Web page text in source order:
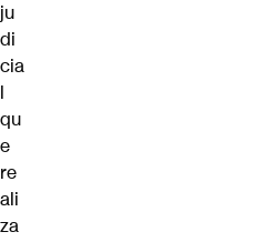
ju
di
cia
l
qu
e
re
ali
za